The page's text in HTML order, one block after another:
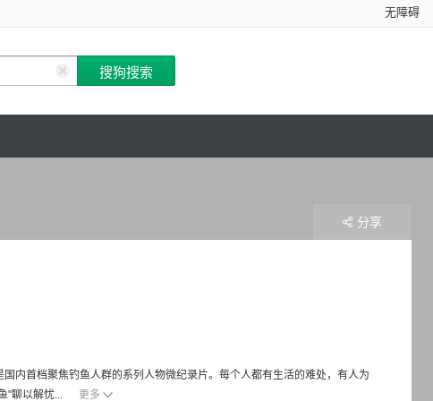
无障碍
内首档聚焦钓鱼人群的系列人物微纪录片。每个人都有生活的难处，有人为
"聊以解忧...
更多
分享